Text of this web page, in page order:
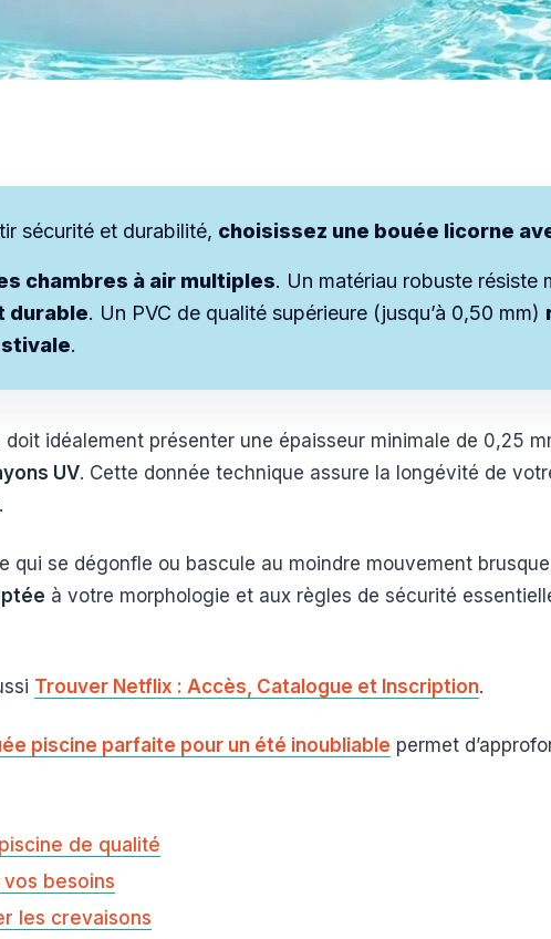
sécurité et durabilité, choisissez une bouée licorne
chambres à air multiples. Un matériau robuste résiste
durable. Un PVC de qualité supérieure (jusqu’à 0,50 mm)
.
idéalement présenter une épaisseur minimale de 0,25
UV. Cette donnée technique assure la longévité de
se dégonfle ou bascule au moindre mouvement
à votre morphologie et aux règles de sécurité
Trouver Netflix : Accès, Catalogue et Inscription.
piscine parfaite pour un été inoubliable permet
de qualité
besoins
les crevaisons